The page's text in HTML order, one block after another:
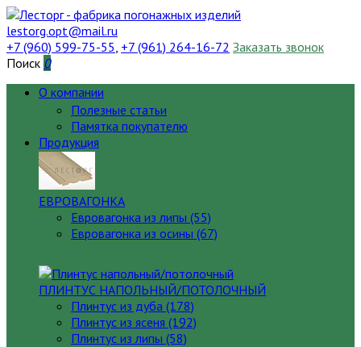
lestorg.opt@mail.ru
+7 (960) 599-75-55, +7 (961) 264-16-72 Заказать звонок
Поиск 0
О компании
Полезные статьи
Памятка покупателю
Продукция
ЕВРОВАГОНКА
Евровагонка из липы (55)
Евровагонка из осины (67)
ПЛИНТУС НАПОЛЬНЫЙ/ПОТОЛОЧНЫЙ
Плинтус из дуба (178)
Плинтус из ясеня (192)
Плинтус из липы (58)